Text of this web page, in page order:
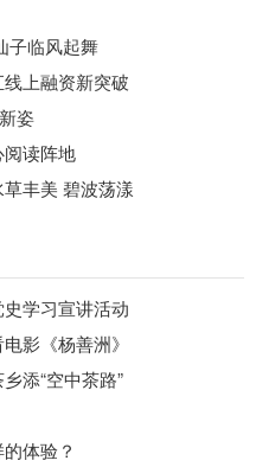
子临风起舞
上融资新突破
姿
读阵地
丰美 碧波荡漾
学习宣讲活动
影《杨善洲》
添“空中茶路”
体验？